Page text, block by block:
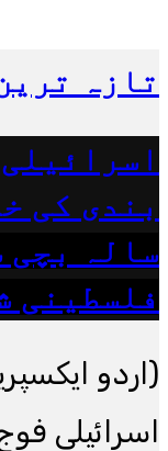
تازہ
فلسطینی
(اردو
اسرائیلی